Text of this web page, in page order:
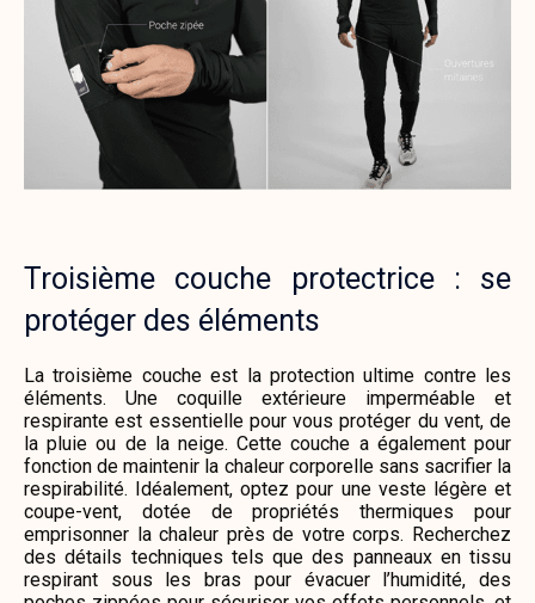
Troisième couche protectrice : se
protéger des éléments
La troisième couche est la protection ultime contre les
éléments. Une coquille extérieure imperméable et
respirante est essentielle pour vous protéger du vent, de
la pluie ou de la neige. Cette couche a également pour
fonction de maintenir la chaleur corporelle sans sacrifier la
respirabilité. Idéalement, optez pour une veste légère et
coupe-vent, dotée de propriétés thermiques pour
emprisonner la chaleur près de votre corps. Recherchez
des détails techniques tels que des panneaux en tissu
respirant sous les bras pour évacuer l’humidité, des